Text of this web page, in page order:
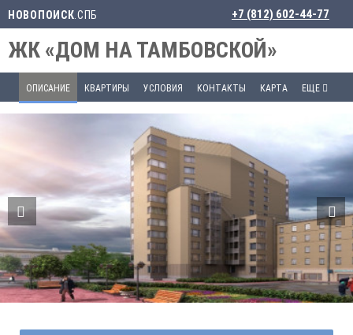
НОВОПОИСК .СПБ +7 (812) 602-44-77
ЖК «ДОМ НА ТАМБОВСКОЙ»
ОПИСАНИЕ КВАРТИРЫ УСЛОВИЯ КОНТАКТЫ КАРТА ЕЩЕ